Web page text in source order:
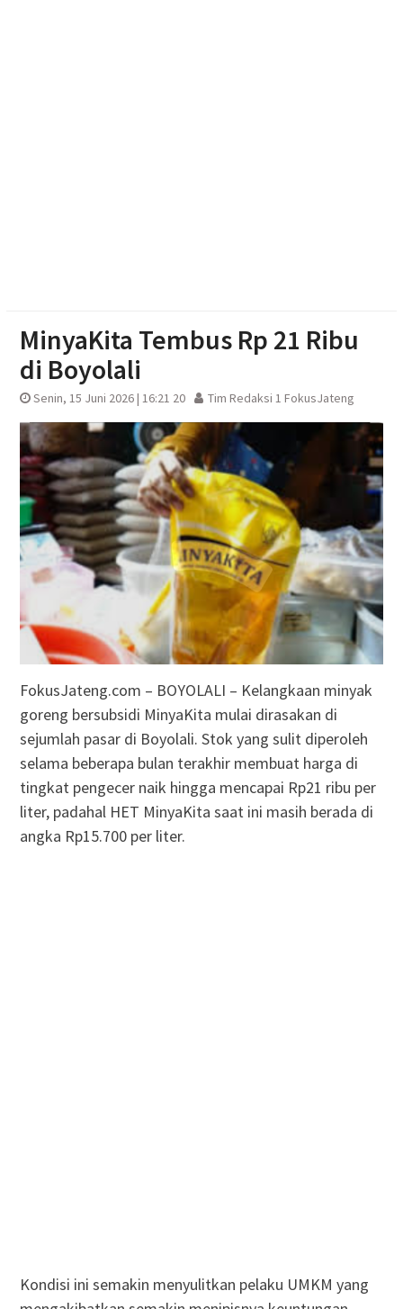
MinyaKita Tembus Rp 21 Ribu
di Boyolali
Senin, 15 Juni 2026 | 16:21 20 Tim Redaksi 1 FokusJateng
FokusJateng.com – BOYOLALI – Kelangkaan minyak
goreng bersubsidi MinyaKita mulai dirasakan di
sejumlah pasar di Boyolali. Stok yang sulit diperoleh
selama beberapa bulan terakhir membuat harga di
tingkat pengecer naik hingga mencapai Rp21 ribu per
liter, padahal HET MinyaKita saat ini masih berada di
angka Rp15.700 per liter.
Kondisi ini semakin menyulitkan pelaku UMKM yang